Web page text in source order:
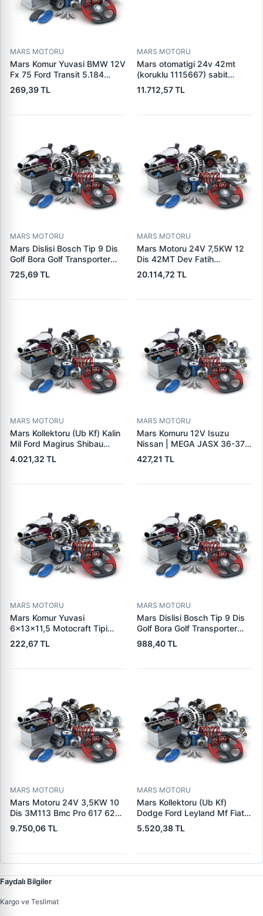
MARS MOTORU
Mars Komur Yuvasi BMW 12V
Fx 75 Ford Transit 5.184
Visteon | PARS PRS-BHL230
| OEM 97VB11000AA
269,39 TL
MARS MOTORU
Mars otomatigi 24v 42mt
(koruklu 1115667) sabit
pistonlu 3604650rx 7t0258
7x1955
11.712,57 TL
MARS MOTORU
Mars Dislisi Bosch Tip 9 Dis
Golf Bora Golf Transporter
Seat Skoda (15713) | ZEN
1108 | OEM 1072156
725,69 TL
MARS MOTORU
Mars Motoru 24V 7,5KW 12
Dis 42MT Dev Fatih
Cat,140H, 963B Cummins
L10,Qsc John Deere
LES0313 | OEM 0R2186
20.114,72 TL
MARS MOTORU
Mars Kollektoru (Ub Kf) Kalin
Mil Ford Magirus Shibau
TM30 Steyr | MAKO
72313641 | OEM 72313641
4.021,32 TL
MARS MOTORU
Mars Komuru 12V Isuzu
Nissan | MEGA JASX 36-37 |
OEM JASX36-37
427,21 TL
MARS MOTORU
Mars Komur Yuvasi
6×13×11,5 Motocraft Tipi
Ford Ranger Focus Fiesta
Connect (FO0731
5L8Z11000AC) | PARS PRS-
222,67 TL
MARS MOTORU
Mars Dislisi Bosch Tip 9 Dis
Golf Bora Golf Transporter
Seat Skoda (15713) | ZEN
1480 | OEM 1011480
988,40 TL
MARS MOTORU
Mars Motoru 24V 3,5KW 10
Dis 3M113 Bmc Pro 617 620
(619 240 36 619 240 46
Yerine) | LUCAS 619 241 46
9.750,06 TL
MARS MOTORU
Mars Kollektoru (Ub Kf)
Dodge Ford Leyland Mf Fiat
Trans | MAKO 72313941 |
OEM 72313941
5.520,38 TL
Faydalı Bilgiler
Kargo ve Teslimat